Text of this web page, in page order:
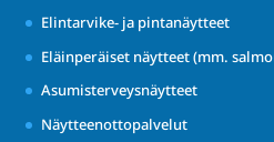
Elintarvike- ja pintanäytteet
Eläinperäiset näytteet (mm.
Asumisterveysnäytteet
Näytteenottopalvelut